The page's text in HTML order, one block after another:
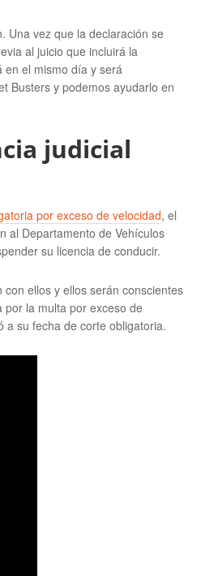
Una vez que la declaración se
al juicio que incluirá la
en el mismo día y será
Busters y podemos ayudarlo en
judicial
por exceso de velocidad, el
al Departamento de Vehículos
su licencia de conducir.
ellos y ellos serán conscientes
la multa por exceso de
a su fecha de corte obligatoria.